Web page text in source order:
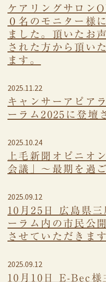
ケアリングサロン
０名のモニター様
ました。頂いたお
された方から頂い
ます。
2025.11.22
キャンサーアピア
ーラム2025に登壇
2025.10.24
上毛新聞オピニオ
会議」～最期を過
2025.09.12
10月25日 広島県
ーラム内の市民公
させていただきます
2025.09.12
10月10日 E-Bec